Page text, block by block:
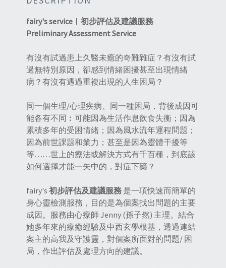
fairy's service︱ 初步評估及建議服務
Preliminary Assessment Service
有沒有試過患上久醫未癒的奇難雜症？有沒有試
過無特別原因，卻感到情緒困擾甚至出現情緒
病？有沒有遇過重複出現的人生困局？
同一個生理/心理疾病、同一種困局，背後成因可
能各有不同︰可能因為生活作息飲食失衡；因為
累積多年的受困情緒；因為風水流年運程問題；
因為前世課題和業力；甚至是因為靈體干擾等
等……世上的療法或解決方式有千百種，到底該
如何選擇才能一矢中的，對症下藥？
fairy's 初步評估及建議服務 是一項快速而簡單的
身心靈檢測服務，目的是為個案找出問題的主要
成因。服務由心療師 Jenny (孫子然) 主理。結合
她多年來的療癒經驗及中西玄學根基，透過連結
案主的高我及守護靈，對個案所面對的問題/ 困
局，作出評估及處理方向的建議。